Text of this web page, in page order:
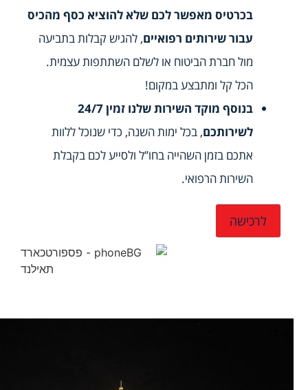
בכרטיס מאפשר לכם שלא להוציא כסף מהכיס
עבור שירותים רפואיים, להגיש קבלות בתביעה
מול חברת הביטוח או לשלם השתתפות עצמית.
הכל קל ומתבצע במקום!
בנוסף מוקד השירות שלנו זמין 24/7
לשירותכם, בכל ימות השנה, כדי שנוכל ללוות
אתכם בזמן השהייה בחו”ל ולסייע לכם בקבלת
השירות הרפואי.
לרכישה